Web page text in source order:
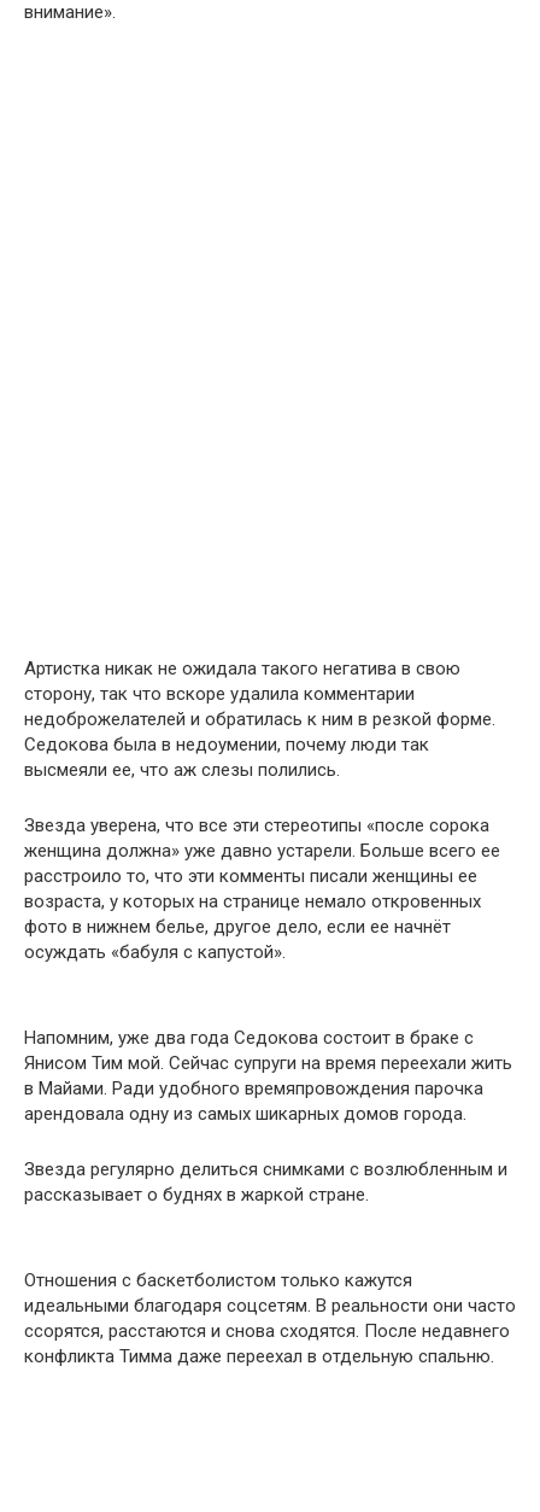
внимание».
Артистка никак не ожидала такого негатива в свою
сторону, так что вскоре удалила комментарии
недоброжелателей и обратилась к ним в резкой форме.
Седокова была в недоумении, почему люди так
высмеяли ее, что аж слезы полились.
Звезда уверена, что все эти стереотипы «после сорока
женщина должна» уже давно устарели. Больше всего ее
расстроило то, что эти комменты писали женщины ее
возраста, у которых на странице немало откровенных
фото в нижнем белье, другое дело, если ее начнёт
осуждать «бабуля с капустой».
Напомним, уже два года Седокова состоит в браке с
Янисом Тим мой. Сейчас супруги на время переехали жить
в Майами. Ради удобного времяпровождения парочка
арендовала одну из самых шикарных домов города.
Звезда регулярно делиться снимками с возлюбленным и
рассказывает о буднях в жаркой стране.
Отношения с баскетболистом только кажутся
идеальными благодаря соцсетям. В реальности они часто
ссорятся, расстаются и снова сходятся. После недавнего
конфликта Тимма даже переехал в отдельную спальню.